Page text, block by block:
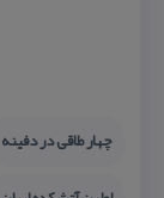
چهار طاقی در دفینه